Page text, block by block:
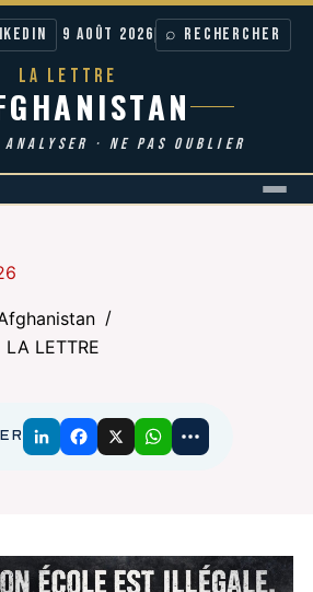
9 AOÛT 2026 ⌕ RECHERCHER
LA LETTRE
ANALYSER · NE PAS OUBLIER
LA LETTRE